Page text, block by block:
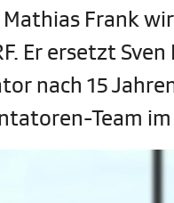
Frank
Er ersetzt
nach 15
Team